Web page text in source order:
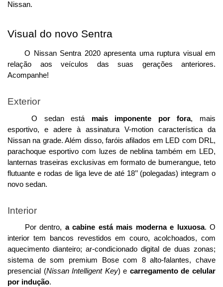
Nissan.
Visual do novo Sentra
O Nissan Sentra 2020 apresenta uma ruptura visual em
relação aos veículos das suas gerações anteriores.
Acompanhe!
Exterior
O sedan está mais imponente por fora, mais
esportivo, e adere à assinatura V-motion característica da
Nissan na grade. Além disso, faróis afilados em LED com DRL,
parachoque esportivo com luzes de neblina também em LED,
lanternas traseiras exclusivas em formato de bumerangue, teto
flutuante e rodas de liga leve de até 18’’ (polegadas) integram o
novo sedan.
Interior
Por dentro, a cabine está mais moderna e luxuosa. O
interior tem bancos revestidos em couro, acolchoados, com
aquecimento dianteiro; ar-condicionado digital de duas zonas;
sistema de som premium Bose com 8 alto-falantes, chave
presencial (Nissan Intelligent Key) e carregamento de celular
por indução.